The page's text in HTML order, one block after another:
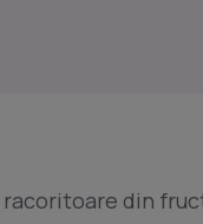
racoritoare din